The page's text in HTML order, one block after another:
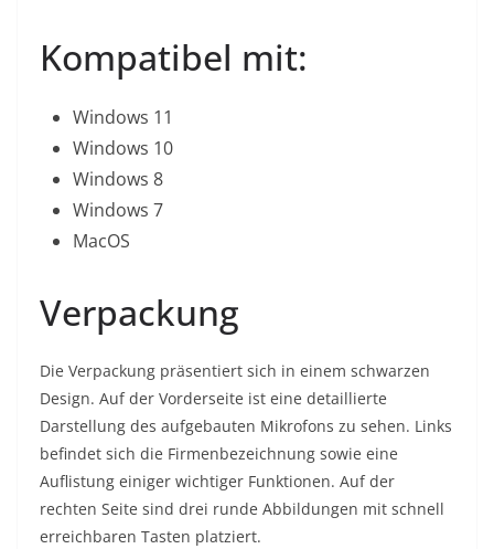
Kompatibel mit:
Windows 11
Windows 10
Windows 8
Windows 7
MacOS
Verpackung
Die Verpackung präsentiert sich in einem schwarzen
Design. Auf der Vorderseite ist eine detaillierte
Darstellung des aufgebauten Mikrofons zu sehen. Links
befindet sich die Firmenbezeichnung sowie eine
Auflistung einiger wichtiger Funktionen. Auf der
rechten Seite sind drei runde Abbildungen mit schnell
erreichbaren Tasten platziert.